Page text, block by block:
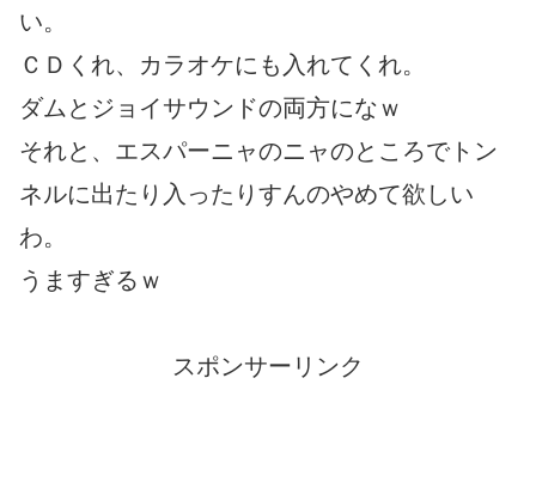
い。
ＣＤくれ、カラオケにも入れてくれ。
ダムとジョイサウンドの両方になｗ
それと、エスパーニャのニャのところでトン
ネルに出たり入ったりすんのやめて欲しい
わ。
うますぎるｗ
スポンサーリンク